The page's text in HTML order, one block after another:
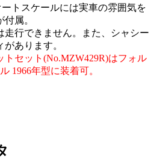
ートスケールには実車の雰囲気を
属。
行できません。また、シャシー
あります。
セット(No.MZW429R)はフォル
1966年型に装着可。